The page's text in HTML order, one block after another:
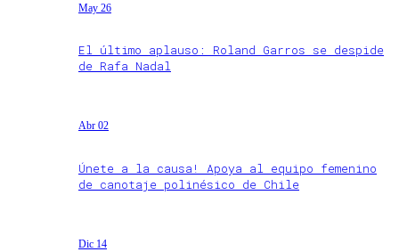
May 26
El último aplauso: Roland Garros se despide
de Rafa Nadal
Abr 02
Únete a la causa! Apoya al equipo femenino
de canotaje polinésico de Chile
Dic 14